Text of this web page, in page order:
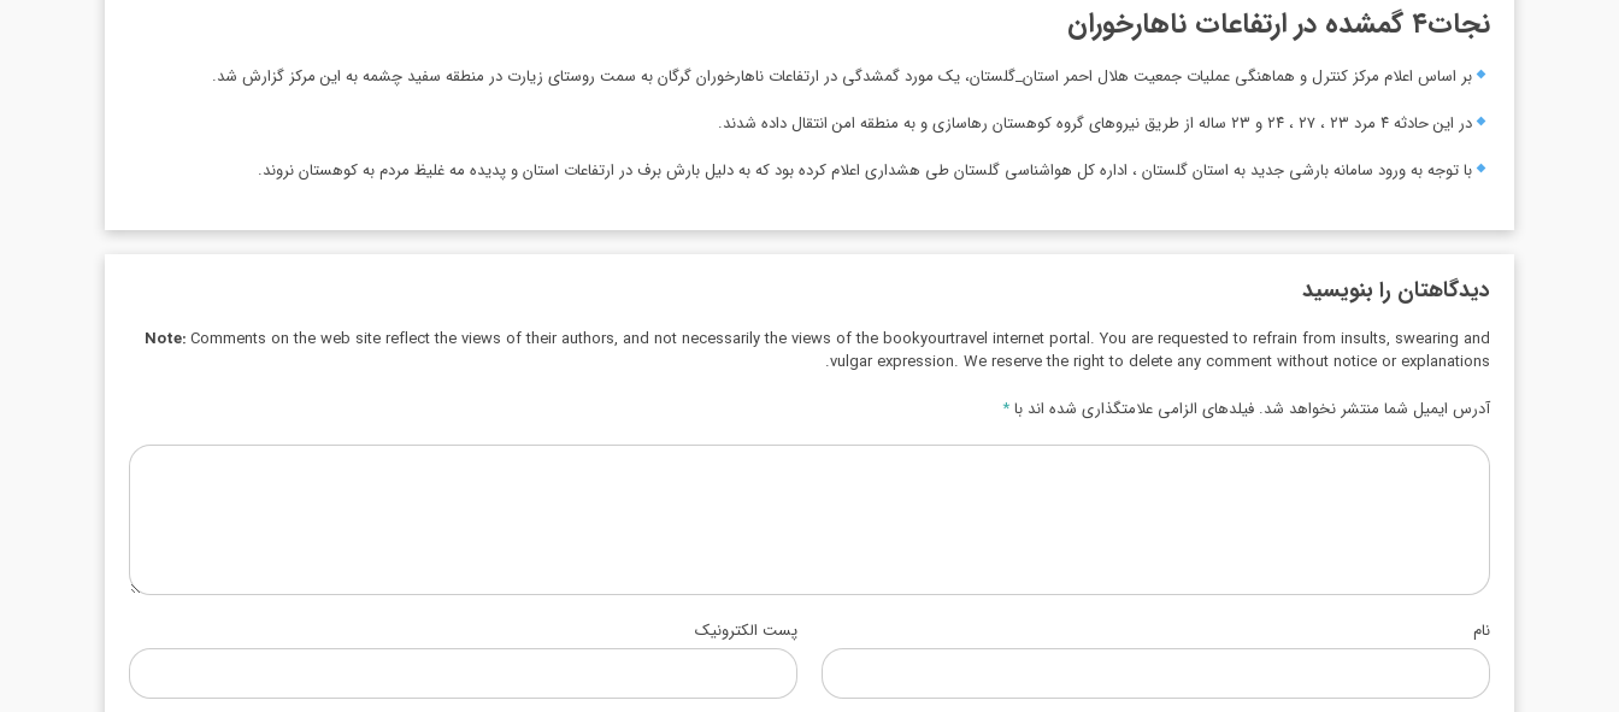
نجات۴ گمشده در ارتفاعات ناهارخوران
بر اساس اعلام مرکز کنترل و هماهنگی عملیات جمعیت هلال احمر استان_گلستان، یک مورد گمشدگی در ارتفاعات ناهارخوران گرگان به سمت روستای زیارت در منطقه سفید چشمه به این مرکز گزارش شد.
در این حادثه ۴ مرد ۲۳ ، ۲۷ ، ۲۴ و ۲۳ ساله از طریق نیرو‌های گروه کوهستان رهاسازی و به منطقه امن انتقال داده شدند.
با توجه به ورود سامانه بارشی جدید به استان گلستان ، اداره کل هواشناسی گلستان طی هشداری اعلام کرده بود که به دلیل بارش برف در ارتفاعات استان و پدیده مه غلیظ مردم به کوهستان نروند.
دیدگاهتان را بنویسید
Note:Comments on the web site reflect the views of their authors, and not necessarily the views of the bookyourtravel internet portal. You are requested to refrain from insults, swearing and
vulgar expression. We reserve the right to delete any comment without notice or explanations.
آدرس ایمیل شما منتشر نخواهد شد. فیلدهای الزامی علامتگذاری شده اند با*
نام پست الکترونیک